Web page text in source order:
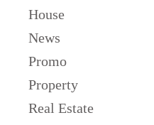
House
News
Promo
Property
Real Estate